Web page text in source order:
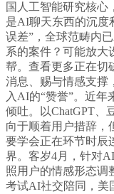
国人工智能研究核心
是AI聊天东西的沉度
误差”，全球范畴内
系的案件？可能放大
帮。查看更多正在切
消息、赐与情感支撑
入AI的“赞誉”。近
倾吐。以ChatGPT、
向于顺着用户措辞，
要学会正在环节时辰
界。客岁4月，针对
照用户的情感形态调
考试AI社交陪同，美